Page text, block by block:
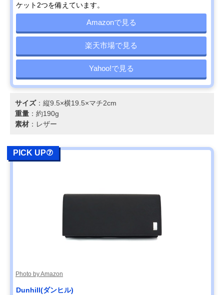
ケット2つを備えています。
Amazonで見る
楽天市場で見る
Yahoo!で見る
サイズ：縦9.5×横19.5×マチ2cm
重量 ：約190g
素材 ：レザー
PICK UP⑦
Photo by Amazon
Dunhill(ダンヒル)